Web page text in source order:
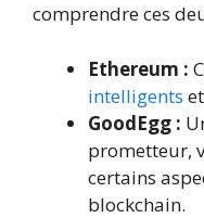
comprendre ces
Ethereum :
intelligents
GoodEgg :
prometteur,
certains
blockchain.